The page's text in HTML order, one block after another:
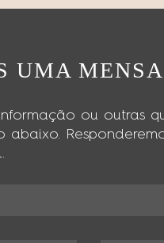
UMA
ou outras
abaixo.